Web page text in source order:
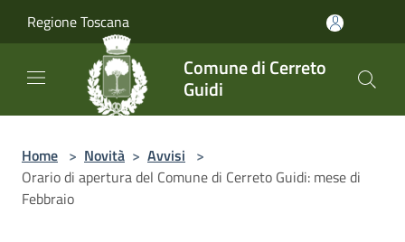
Regione Toscana
Comune di Cerreto
Guidi
Home > Novità > Avvisi >
Orario di apertura del Comune di Cerreto Guidi: mese di
Febbraio